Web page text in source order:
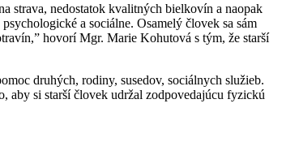
strava, nedostatok kvalitných bielkovín a naopak
a sociálne. Osamelý človek sa sám
hovorí Mgr. Marie Kohutová s tým, že starší
druhých, rodiny, susedov, sociálnych služieb.
aby si starší človek udržal zodpovedajúcu fyzickú